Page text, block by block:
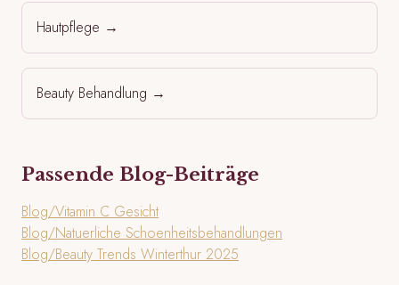
Hautpflege →
Beauty Behandlung →
Passende Blog-Beiträge
Blog/Vitamin C Gesicht
Blog/Natuerliche Schoenheitsbehandlungen
Blog/Beauty Trends Winterthur 2025